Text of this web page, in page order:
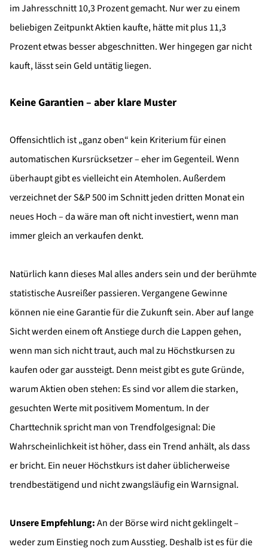
im Jahresschnitt 10,3 Prozent gemacht. Nur wer zu einem
beliebigen Zeitpunkt Aktien kaufte, hätte mit plus 11,3
Prozent etwas besser abgeschnitten. Wer hingegen gar nicht
kauft, lässt sein Geld untätig liegen.
Keine Garantien – aber klare Muster
Offensichtlich ist „ganz oben“ kein Kriterium für einen
automatischen Kursrücksetzer – eher im Gegenteil. Wenn
überhaupt gibt es vielleicht ein Atemholen. Außerdem
verzeichnet der S&P 500 im Schnitt jeden dritten Monat ein
neues Hoch – da wäre man oft nicht investiert, wenn man
immer gleich an verkaufen denkt.
Natürlich kann dieses Mal alles anders sein und der berühmte
statistische Ausreißer passieren. Vergangene Gewinne
können nie eine Garantie für die Zukunft sein. Aber auf lange
Sicht werden einem oft Anstiege durch die Lappen gehen,
wenn man sich nicht traut, auch mal zu Höchstkursen zu
kaufen oder gar aussteigt. Denn meist gibt es gute Gründe,
warum Aktien oben stehen: Es sind vor allem die starken,
gesuchten Werte mit positivem Momentum. In der
Charttechnik spricht man von Trendfolgesignal: Die
Wahrscheinlichkeit ist höher, dass ein Trend anhält, als dass
er bricht. Ein neuer Höchstkurs ist daher üblicherweise
trendbestätigend und nicht zwangsläufig ein Warnsignal.
Unsere Empfehlung:An der Börse wird nicht geklingelt –
weder zum Einstieg noch zum Ausstieg. Deshalb ist es für die